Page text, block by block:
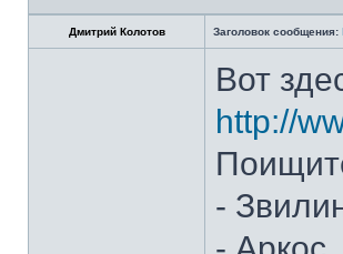
Дмитрий Колотов Заголовок сообщения:
Вот
http://
-